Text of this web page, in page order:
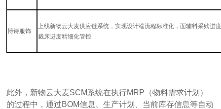
博诗服饰
上线新物云大麦供应链系统，实现设计端流程标准化，面辅料采购进
裁床进度精细化管控
此外，新物云大麦SCM系统在执行MRP（物料需求计划）
的过程中，通过BOM信息、生产计划、当前库存信息等自动